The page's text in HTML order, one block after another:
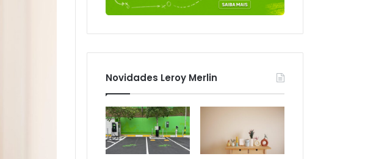
Novidades Leroy Merlin